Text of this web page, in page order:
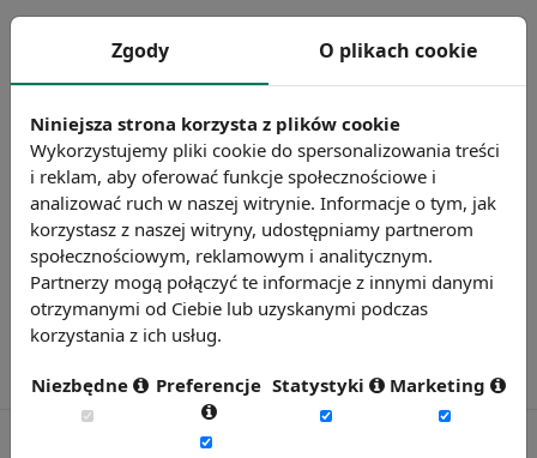
Zobacz więcej wiadomości
Zgody O plikach cookie
Niniejsza strona korzysta z plików cookie
Wykorzystujemy pliki cookie do spersonalizowania treści
i reklam, aby oferować funkcje społecznościowe i
analizować ruch w naszej witrynie. Informacje o tym, jak
korzystasz z naszej witryny, udostępniamy partnerom
społecznościowym, reklamowym i analitycznym.
Partnerzy mogą połączyć te informacje z innymi danymi
otrzymanymi od Ciebie lub uzyskanymi podczas
korzystania z ich usług.
Niezbędne Preferencje Statystyki Marketing